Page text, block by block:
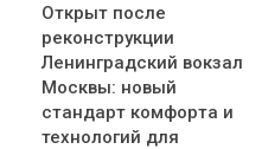
Открыт после
реконструкции
Ленинградский вокзал
Москвы: новый
стандарт комфорта и
технологий для